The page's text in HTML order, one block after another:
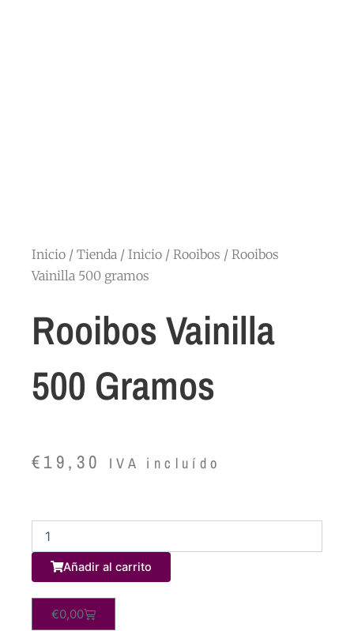
Inicio / Tienda / Inicio / Rooibos / Rooibos
Vainilla 500 gramos
Rooibos Vainilla
500 Gramos
€19,30 IVA incluído
Rojo
Pu
Añadir al carrito
€0,00Carrito